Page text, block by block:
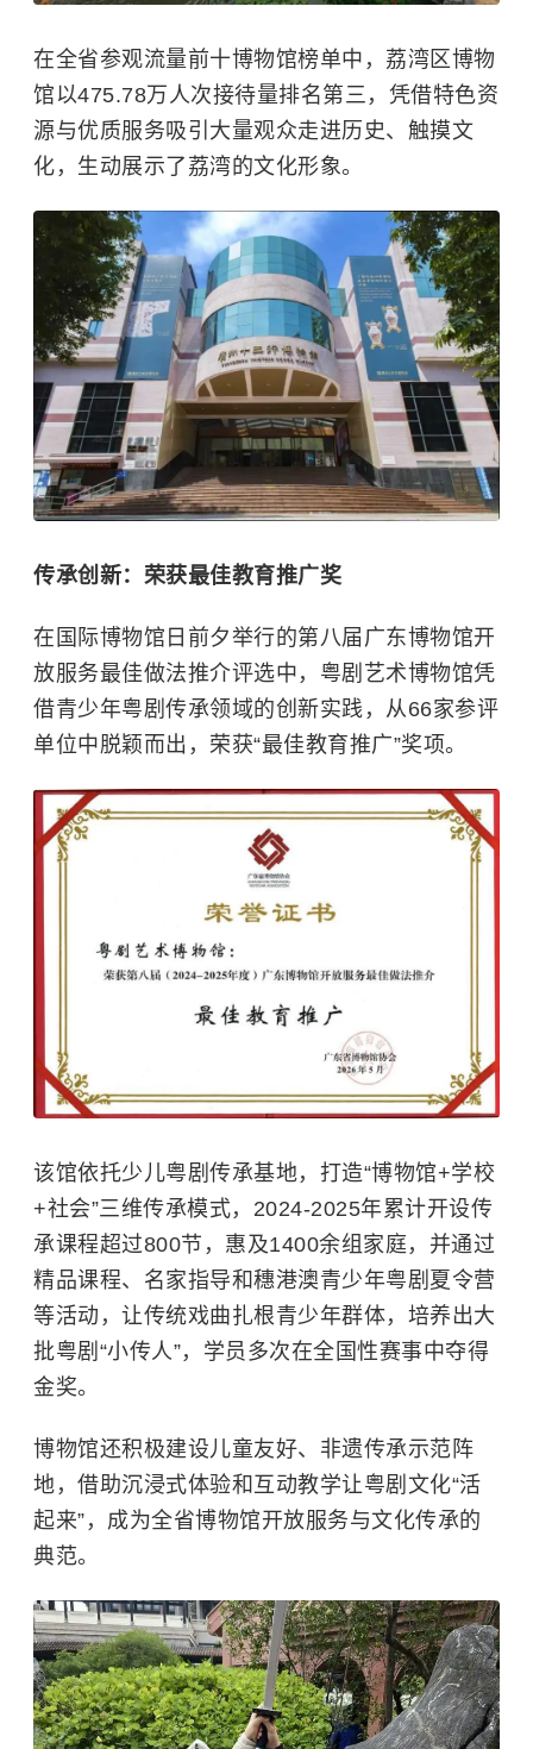
在全省参观流量前十博物馆榜单中，荔湾区博物
馆以475.78万人次接待量排名第三，凭借特色资
源与优质服务吸引大量观众走进历史、触摸文
化，生动展示了荔湾的文化形象。
传承创新：荣获最佳教育推广奖
在 国际博物馆日 前夕举行的第八届广东博物馆开
放服务最佳做法推介评选中， 粤剧艺术博物馆凭
借青少年粤剧传承领域的创新实践，从66家参评
单位中脱颖而出，荣获“最佳教育推广”奖项。
该馆依托少儿粤剧传承基地，打造“博物馆+学校
+社会”三维传承模式，2024-2025年累计开设传
承课程超过800节，惠及1400余组家庭，并通过
精品课程、名家指导和穗港澳青少年粤剧夏令营
等活动，让传统戏曲扎根青少年群体，培养出大
批粤剧“小传人”，学员多次在全国性赛事中夺得
金奖。
博物馆还积极建设儿童友好、非遗传承示范阵
地，借助沉浸式体验和互动教学让粤剧文化“活
起来”，成为全省博物馆开放服务与文化传承的
典范。